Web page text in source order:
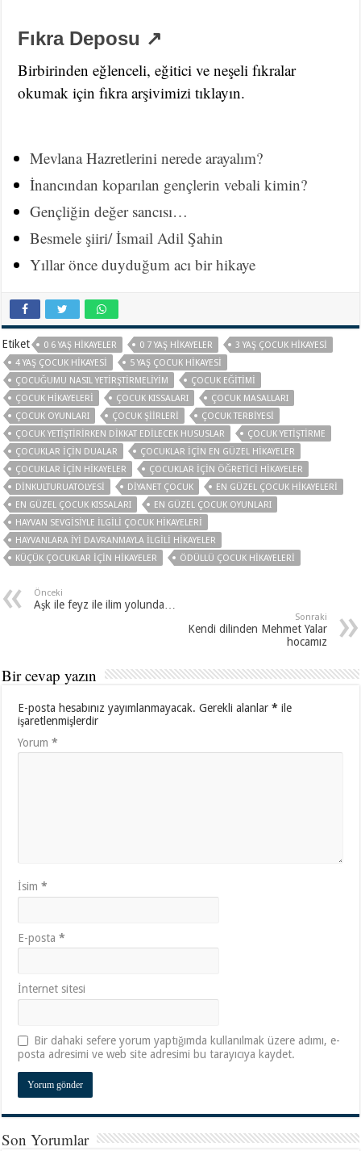
Fıkra Deposu ↗
Birbirinden eğlenceli, eğitici ve neşeli fıkralar
okumak için fıkra arşivimizi tıklayın.
Mevlana Hazretlerini nerede arayalım?
İnancından koparılan gençlerin vebali kimin?
Gençliğin değer sancısı…
Besmele şiiri/ İsmail Adil Şahin
Yıllar önce duyduğum acı bir hikaye
Etiket 0 6 YAŞ HIKAYELER 0 7 YAŞ HIKAYELER
3 YAŞ ÇOCUK HIKAYESI
4 YAŞ ÇOCUK HIKAYESI
5 YAŞ ÇOCUK HIKAYESI
ÇOCUĞUMU NASIL YETIRŞTIRMELIYIM
ÇOCUK EĞITIMI
ÇOCUK HIKAYELERI
ÇOCUK KISSALARI
ÇOCUK MASALLARI
ÇOCUK OYUNLARI
ÇOCUK ŞIIRLERI
ÇOCUK TERBIYESI
ÇOCUK YETIŞTIRIRKEN DIKKAT EDILECEK HUSUSLAR
ÇOCUK YETIŞTIRME
ÇOCUKLAR IÇIN DUALAR
ÇOCUKLAR IÇIN EN GÜZEL HIKAYELER
ÇOCUKLAR IÇIN HIKAYELER
ÇOCUKLAR IÇIN ÖĞRETICI HIKAYELER
DINKULTURUATOLYESI
DIYANET ÇOCUK
EN GÜZEL ÇOCUK HIKAYELERI
EN GÜZEL ÇOCUK KISSALARI
EN GÜZEL ÇOCUK OYUNLARI
HAYVAN SEVGISIYLE ILGILI ÇOCUK HIKAYELERI
HAYVANLARA IYI DAVRANMAYLA ILGILI HIKAYELER
KÜÇÜK ÇOCUKLAR IÇIN HIKAYELER
ÖDÜLLÜ ÇOCUK HIKAYELERI
Önceki
Aşk ile feyz ile ilim yolunda…
Sonraki
Kendi dilinden Mehmet Yalar
hocamız
Bir cevap yazın
E-posta hesabınız yayımlanmayacak. Gerekli alanlar* ile
işaretlenmişlerdir
Yorum*
İsim*
E-posta*
İnternet sitesi
Bir dahaki sefere yorum yaptığımda kullanılmak üzere adımı, e-
posta adresimi ve web site adresimi bu tarayıcıya kaydet.
Son Yorumlar